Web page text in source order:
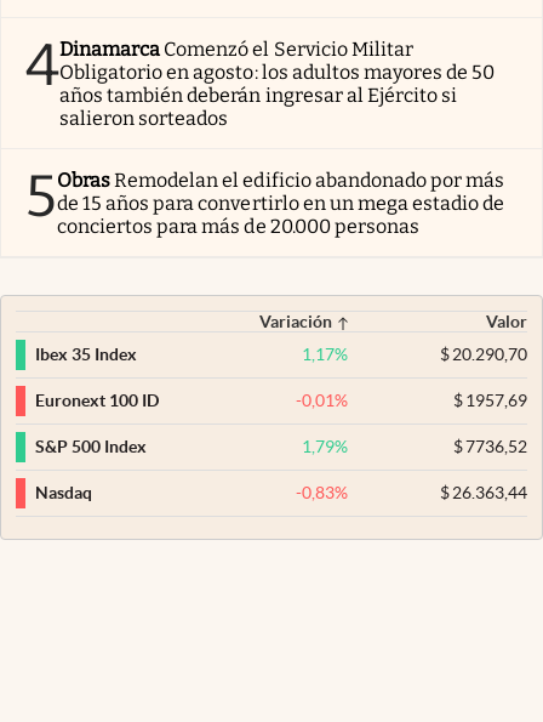
4Dinamarca Comenzó el Servicio Militar
Obligatorio en agosto: los adultos mayores de 50
años también deberán ingresar al Ejército si
salieron sorteados
5ObrasRemodelan el edificio abandonado por más
de 15 años para convertirlo en un mega estadio de
conciertos para más de 20.000 personas
Variación
Valor
Ibex 35 Index
1,17% $20.290,70
Euronext 100 ID -0,01% $1957,69
S&P 500 Index 1,79% $7736,52
Nasdaq -0,83% $26.363,44